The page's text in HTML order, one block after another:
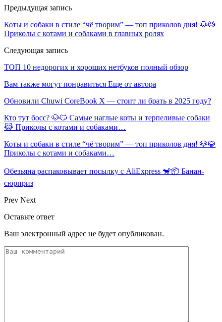
Предыдущая запись
Коты и собаки в стиле “чё творим” — топ приколов дня! 🐶😹
Приколы с котами и собаками в главных ролях
Следующая запись
ТОП 10 недорогих и хороших нетбуков полный обзор
Вам также могут понравиться Еще от автора
Обновили Chuwi CoreBook X — стоит ли брать в 2025 году?
Кто тут босс? 🐶😼 Самые наглые коты и терпеливые собаки
😹 Приколы с котами и собаками…
Коты и собаки в стиле “чё творим” — топ приколов дня! 🐶😹
Приколы с котами и собаками…
Обезьяна распаковывает посылку с AliExpress 🐒📦 Банан-
сюрприз
Prev Next
Оставьте ответ
Ваш электронный адрес не будет опубликован.